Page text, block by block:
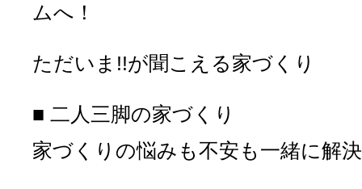
ムへ！
ただいま!!が聞こえる家づくり
■ 二人三脚の家づくり
家づくりの悩みも不安も一緒に解決